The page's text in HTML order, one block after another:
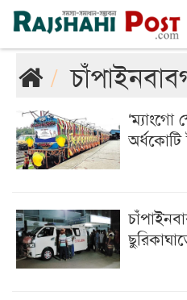
রাজশাহী বৃহঃস্পতিবার, ৬ই আগস্ট ২০২৬,
‘ম্যাংগো
অর্ধকোটি